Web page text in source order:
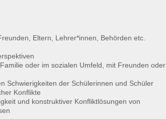
Eltern, Lehrer*innen, Behörden etc.
oder im sozialen Umfeld, mit Freunden oder
Schwierigkeiten der Schülerinnen und Schüler
Konflikte
und konstruktiver Konfliktlösungen von